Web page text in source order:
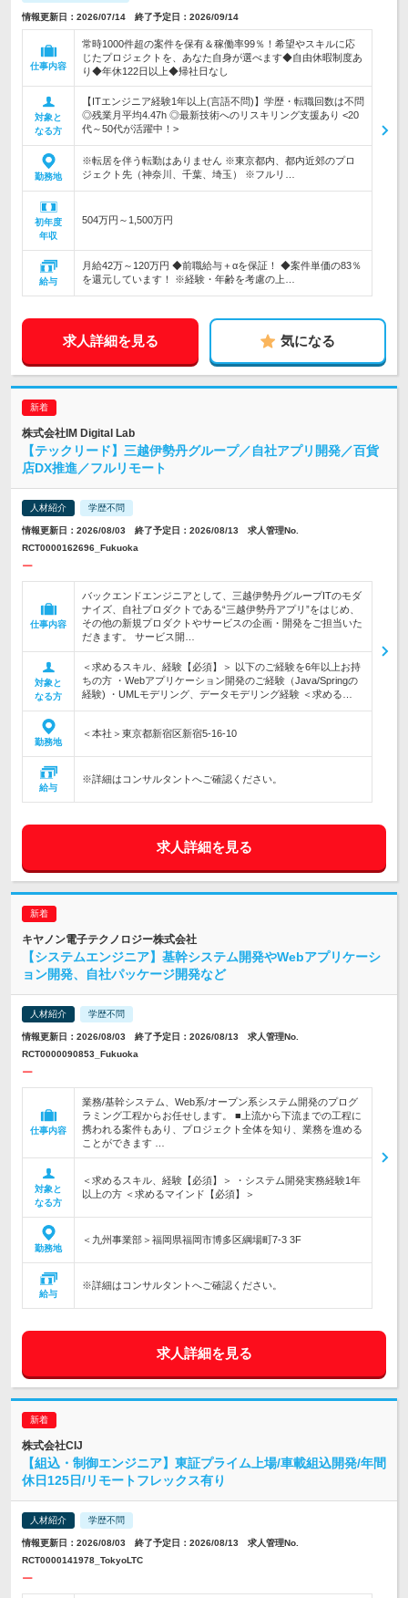
情報更新日：2026/07/14 終了予定日：2026/09/14
仕事内容
常時1000件超の案件を保有＆稼働率99％！希望やスキルに応
じたプロジェクトを、あなた自身が選べます◆自由休暇制度あ
り◆年休122日以上◆帰社日なし
対象と
なる方
【ITエンジニア経験1年以上(言語不問)】学歴・転職回数は不問
◎残業月平均4.47h ◎最新技術へのリスキリング支援あり <20
代～50代が活躍中！>
勤務地
※転居を伴う転勤はありません ※東京都内、都内近郊のプロ
ジェクト先（神奈川、千葉、埼玉） ※フルリ…
初年度
年収
504万円～1,500万円
給与
月給42万～120万円 ◆前職給与＋αを保証！ ◆案件単価の83％
を還元しています！ ※経験・年齢を考慮の上…
求人詳細を見る 気になる
株式会社IM Digital Lab
【テックリード】三越伊勢丹グループ／自社アプリ開発／百貨
店DX推進／フルリモート
人材紹介 学歴不問
情報更新日：2026/08/03 終了予定日：2026/08/13 求人管理No.
RCT0000162696_Fukuoka
ー
仕事内容
バックエンドエンジニアとして、三越伊勢丹グループITのモダ
ナイズ、自社プロダクトである“三越伊勢丹アプリ”をはじめ、
その他の新規プロダクトやサービスの企画・開発をご担当いた
だきます。 サービス開…
対象と
なる方
＜求めるスキル、経験【必須】＞ 以下のご経験を6年以上お持
ちの方 ・Webアプリケーション開発のご経験（Java/Springの
経験) ・UMLモデリング、データモデリング経験 ＜求める…
勤務地
＜本社＞東京都新宿区新宿5-16-10
給与
※詳細はコンサルタントへご確認ください。
求人詳細を見る
キヤノン電子テクノロジー株式会社
【システムエンジニア】基幹システム開発やWebアプリケーシ
ョン開発、自社パッケージ開発など
人材紹介 学歴不問
情報更新日：2026/08/03 終了予定日：2026/08/13 求人管理No.
RCT0000090853_Fukuoka
ー
仕事内容
業務/基幹システム、Web系/オープン系システム開発のプログ
ラミング工程からお任せします。 ■上流から下流までの工程に
携われる案件もあり、プロジェクト全体を知り、業務を進める
ことができます …
対象と
なる方
＜求めるスキル、経験【必須】＞ ・システム開発実務経験1年
以上の方 ＜求めるマインド【必須】＞
勤務地
＜九州事業部＞福岡県福岡市博多区綱場町7-3 3F
給与
※詳細はコンサルタントへご確認ください。
求人詳細を見る
株式会社CIJ
【組込・制御エンジニア】東証プライム上場/車載組込開発/年間
休日125日/リモートフレックス有り
人材紹介 学歴不問
情報更新日：2026/08/03 終了予定日：2026/08/13 求人管理No.
RCT0000141978_TokyoLTC
ー